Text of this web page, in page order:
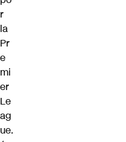
r
la
Pr
e
mi
er
Le
ag
ue.